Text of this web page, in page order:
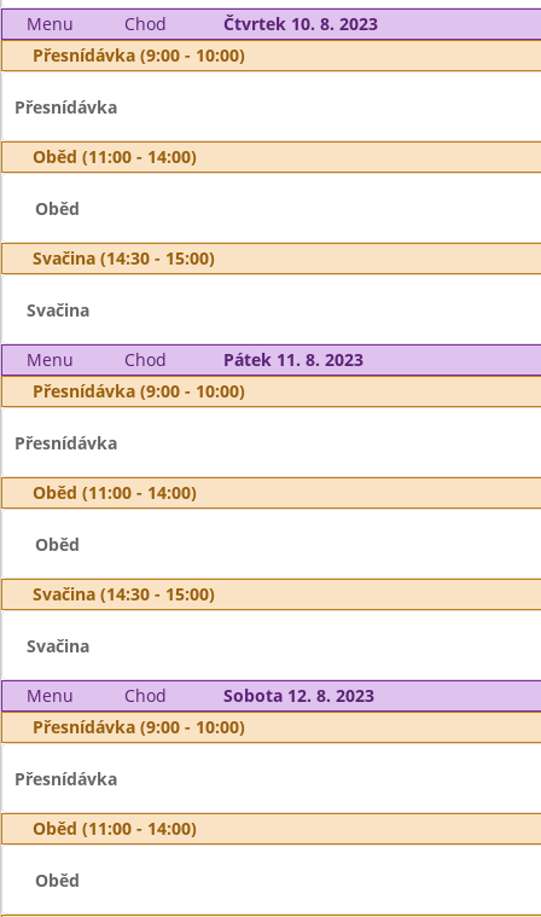
Menu Chod
Čtvrtek 10. 8. 2023
Přesnídávka (9:00 - 10:00)
Přesnídávka
Oběd (11:00 - 14:00)
Oběd
Svačina (14:30 - 15:00)
Svačina
Menu Chod
Pátek 11. 8. 2023
Přesnídávka (9:00 - 10:00)
Přesnídávka
Oběd (11:00 - 14:00)
Oběd
Svačina (14:30 - 15:00)
Svačina
Menu Chod
Sobota 12. 8. 2023
Přesnídávka (9:00 - 10:00)
Přesnídávka
Oběd (11:00 - 14:00)
Oběd